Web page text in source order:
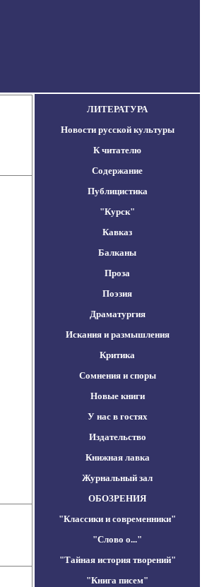
ЛИТЕРАТУРА
Новости русской культуры
К читателю
Содержание
Публицистика
"Курск"
Кавказ
Балканы
Проза
Поэзия
Драматургия
Искания и размышления
Критика
Сомнения и споры
Новые книги
У нас в гостях
Издательство
Книжная лавка
Журнальный зал
ОБОЗРЕНИЯ
"Классики и современники"
"Слово о..."
"Тайная история творений"
"Книга писем"